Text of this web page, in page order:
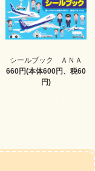
シールブック ＡＮＡ
660円(本体600円、税60
円)